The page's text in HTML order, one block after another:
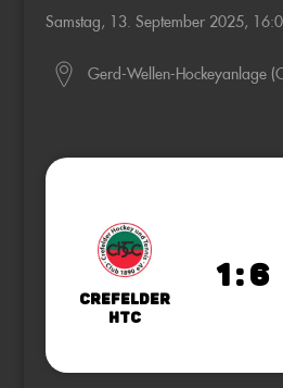
Samstag, 13. September 2025,
Gerd-Wellen-Hockeyanlage
Crefelder
HTC
1 : 6